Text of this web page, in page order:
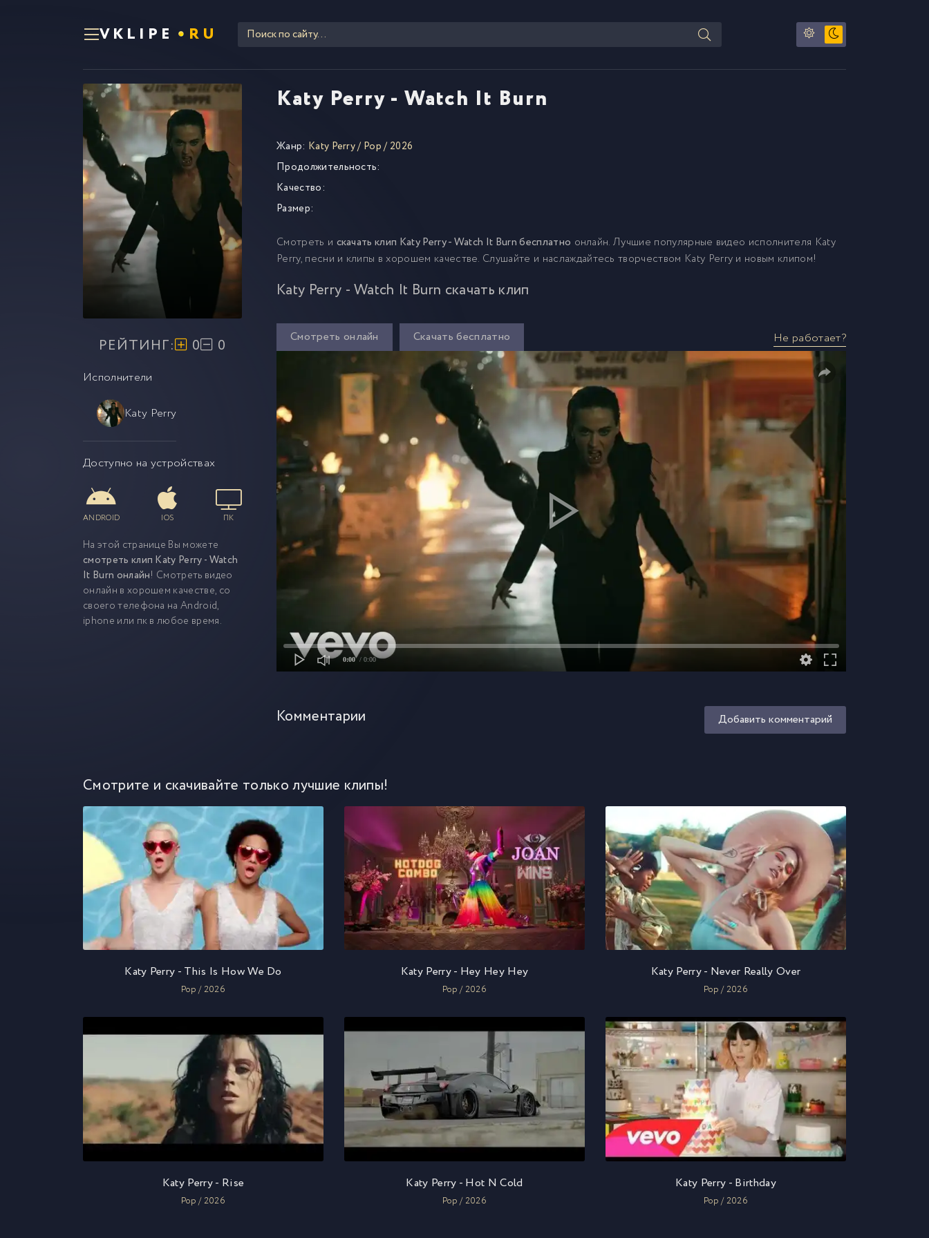
VKLIPE RU
Katy Perry - Watch It Burn
РЕЙТИНГ: 0 0
Исполнители
Katy Perry
Доступно на устройствах
ANDROID IOS ПК
На этой странице Вы можете
смотреть клип Katy Perry - Watch
It Burn онлайн! Смотреть видео
онлайн в хорошем качестве, со
своего телефона на Android,
iphone или пк в любое время.
Жанр: Katy Perry/ Pop/ 2026
Продолжительность:
Качество:
Размер:
Смотреть и скачать клип Katy Perry - Watch It Burn бесплатно онлайн. Лучшие популярные видео исполнителя Katy
Perry, песни и клипы в хорошем качестве. Слушайте и наслаждайтесь творчеством Katy Perry и новым клипом!
Katy Perry - Watch It Burn скачать клип
Смотреть онлайн Скачать бесплатно Не работает?
0:00 / 0:00
Комментарии Добавить комментарий
Смотрите и скачивайте только лучшие клипы!
Katy Perry - This Is How We Do
Pop / 2026
Katy Perry - Hey Hey Hey
Pop / 2026
Katy Perry - Never Really Over
Pop / 2026
Katy Perry - Rise
Pop / 2026
Katy Perry - Hot N Cold
Pop / 2026
Katy Perry - Birthday
Pop / 2026